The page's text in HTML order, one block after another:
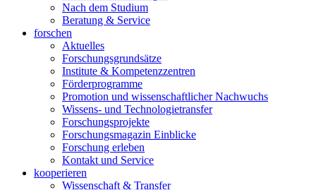
Nach dem Studium
Beratung & Service
forschen
Aktuelles
Forschungsgrundsätze
Institute & Kompetenzzentren
Förderprogramme
Promotion und wissenschaftlicher Nachwuchs
Wissens- und Technologietransfer
Forschungsprojekte
Forschungsmagazin Einblicke
Forschung erleben
Kontakt und Service
kooperieren
Wissenschaft & Transfer